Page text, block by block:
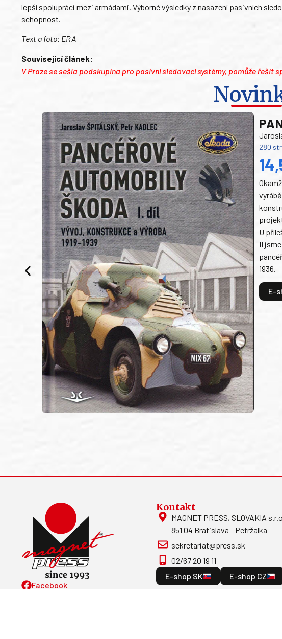
lepší spolupráci mezi armádami. Výborné výsledky z nasazení pasivních
schopnost.
Text a foto: ERA
Související článek:
V Praze se sešla podskupina pro pasivní sledovací systémy, pomůže řešit
280
U
II
1936.
E-
Facebook
Kontakt
MAGNET PRESS, SLOVAKIA
851 04 Bratislava - Petržalka
sekretariat@press.sk
02/67 20 19 11
E-shop SK
E-shop CZ